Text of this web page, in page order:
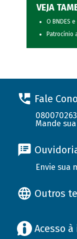
VEJA
O BNDES
Patrocínio
Fale
Mande
Envie sua
Outros
Acesso